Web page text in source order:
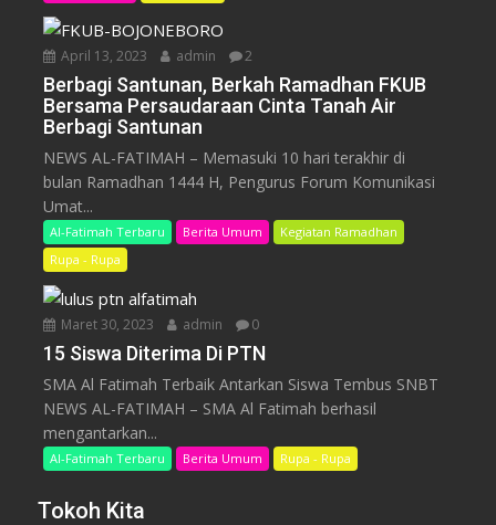
April 13, 2023 admin 2
Berbagi Santunan, Berkah Ramadhan FKUB
Bersama Persaudaraan Cinta Tanah Air
Berbagi Santunan
NEWS AL-FATIMAH – Memasuki 10 hari terakhir di
bulan Ramadhan 1444 H, Pengurus Forum Komunikasi
Umat...
Al-Fatimah Terbaru Berita Umum
Kegiatan Ramadhan
Rupa - Rupa
Maret 30, 2023 admin 0
15 Siswa Diterima Di PTN
SMA Al Fatimah Terbaik Antarkan Siswa Tembus SNBT
NEWS AL-FATIMAH – SMA Al Fatimah berhasil
mengantarkan...
Al-Fatimah Terbaru Berita Umum Rupa - Rupa
Tokoh Kita